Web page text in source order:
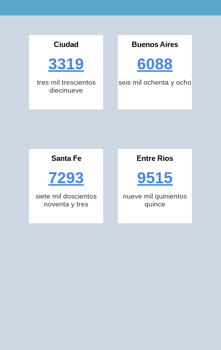
Ciudad
3319
tres mil trescientos
diecinueve
Buenos Aires
6088
seis mil ochenta y ocho
Santa Fe
7293
siete mil doscientos
noventa y tres
Entre Rios
9515
nueve mil quinientos
quince